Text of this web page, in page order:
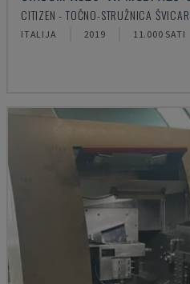
CITIZEN - TOČNO-STRUŽNICA
ITALIJA 2019 11.000 SATI